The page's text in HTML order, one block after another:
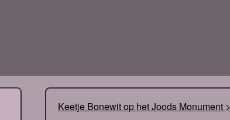
Keetje Bonewit op het Joods Monument >